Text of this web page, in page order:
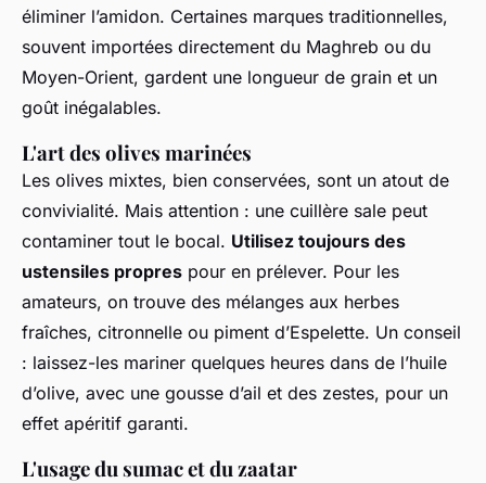
éliminer l’amidon. Certaines marques traditionnelles,
souvent importées directement du Maghreb ou du
Moyen-Orient, gardent une longueur de grain et un
goût inégalables.
L'art des olives marinées
Les olives mixtes, bien conservées, sont un atout de
convivialité. Mais attention : une cuillère sale peut
contaminer tout le bocal. Utilisez toujours des
ustensiles propres pour en prélever. Pour les
amateurs, on trouve des mélanges aux herbes
fraîches, citronnelle ou piment d’Espelette. Un conseil
: laissez-les mariner quelques heures dans de l’huile
d’olive, avec une gousse d’ail et des zestes, pour un
effet apéritif garanti.
L'usage du sumac et du zaatar